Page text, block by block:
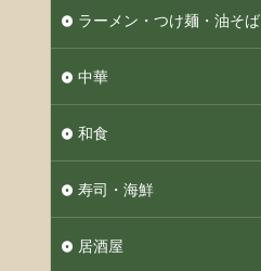
ラーメン・つけ麺・油そば
中華
和食
寿司・海鮮
居酒屋